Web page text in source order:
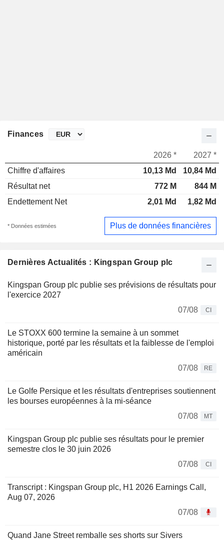
Dernières Actualités : Kingspan Group plc
Kingspan Group plc publie ses prévisions de résultats pour
l'exercice 2027
07/08
CI
Le STOXX 600 termine la semaine à un sommet
historique, porté par les résultats et la faiblesse de l'emploi
américain
07/08
RE
Le Golfe Persique et les résultats d'entreprises soutiennent
les bourses européennes à la mi-séance
07/08
MT
Kingspan Group plc publie ses résultats pour le premier
semestre clos le 30 juin 2026
07/08
CI
Transcript : Kingspan Group plc, H1 2026 Earnings Call,
Aug 07, 2026
07/08
Quand Jane Street remballe ses shorts sur Sivers
Finances
2026 *
2027 *
Chiffre d'affaires
10,13 Md
10,84 Md
Résultat net
772 M
844 M
Endettement Net
2,01 Md 1,82 Md
* Données estimées Plus de données financières